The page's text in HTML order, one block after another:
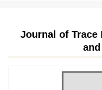
Journal of Trace